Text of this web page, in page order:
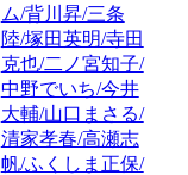
ム/背川昇/三条
陸/塚田英明/寺田
克也/二ノ宮知子/
中野でいち/今井
大輔/山口まさる/
清家孝春/高瀬志
帆/ふくしま正保/